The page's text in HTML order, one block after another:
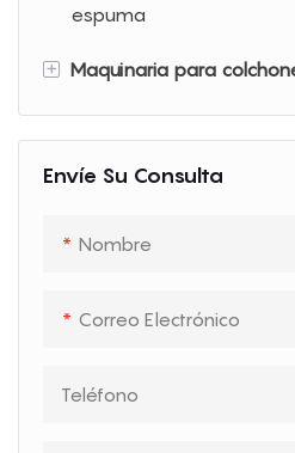
espuma
+ Maquinaria para
Máquina de acolchar
Máquina para cinta de
de compresión de
Envíe Su Consulta
Nombre
Correo Electrónico
Teléfono